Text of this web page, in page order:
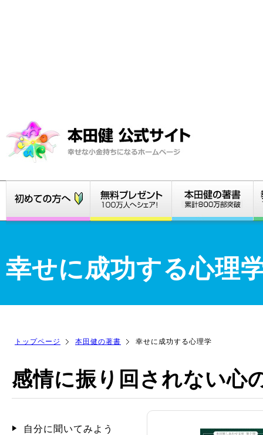
幸せに成功する心理
トップページ 本田健の著書 幸せに成功する心理学
感情に振り回されない心
自分に聞いてみよう